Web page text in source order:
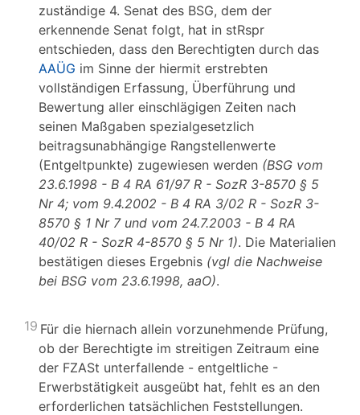
zuständige 4. Senat des BSG, dem der
erkennende Senat folgt, hat in stRspr
entschieden, dass den Berechtigten durch das
AAÜG im Sinne der hiermit erstrebten
vollständigen Erfassung, Überführung und
Bewertung aller einschlägigen Zeiten nach
seinen Maßgaben spezialgesetzlich
beitragsunabhängige Rangstellenwerte
(Entgeltpunkte) zugewiesen werden (BSG vom
23.6.1998 - B 4 RA 61/97 R - SozR 3-8570 § 5
Nr 4; vom 9.4.2002 - B 4 RA 3/02 R - SozR 3-
8570 § 1 Nr 7 und vom 24.7.2003 - B 4 RA
40/02 R - SozR 4-8570 § 5 Nr 1). Die Materialien
bestätigen dieses Ergebnis (vgl die Nachweise
bei BSG vom 23.6.1998, aaO).
19 Für die hiernach allein vorzunehmende Prüfung,
ob der Berechtigte im streitigen Zeitraum eine
der FZASt unterfallende - entgeltliche -
Erwerbstätigkeit ausgeübt hat, fehlt es an den
erforderlichen tatsächlichen Feststellungen.